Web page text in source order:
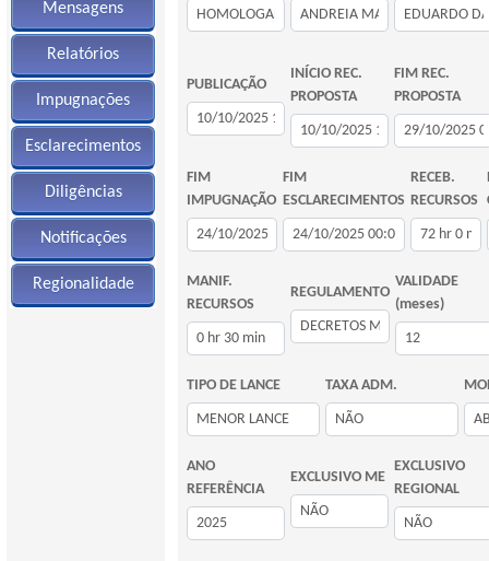
Mensagens
Relatórios
Impugnações
Esclarecimentos
Diligências
Notificações
Regionalidade
PUBLICAÇÃO
INÍCIO REC.
PROPOSTA
FIM REC.
PROPOSTA
FIM
IMPUGNAÇÃO
FIM
ESCLARECIMENTOS
RECEB.
RECURSOS
MANIF.
RECURSOS
REGULAMENTO
VALIDADE
(meses)
TIPO DE LANCE TAXA ADM.
ANO
REFERÊNCIA
EXCLUSIVO ME
EXCLUSIVO
REGIONAL